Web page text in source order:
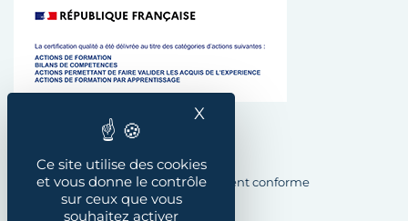
Ce site utilise des cookies
et vous donne le contrôle
sur ceux que vous
souhaitez activer
X
Accessibilité : Partiellement conforme